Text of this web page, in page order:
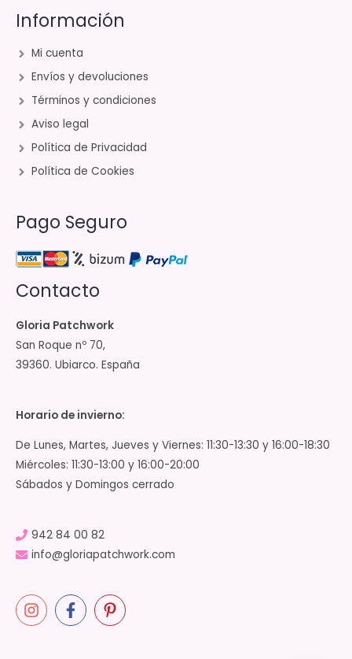
Información
Mi cuenta
Envíos y devoluciones
Términos y condiciones
Aviso legal
Política de Privacidad
Política de Cookies
Pago Seguro
Contacto
Gloria Patchwork
San Roque nº 70,
39360. Ubiarco. España
Horario de invierno:
De Lunes, Martes, Jueves y Viernes: 11:30-13:30 y 16:00-18:30
Miércoles: 11:30-13:00 y 16:00-20:00
Sábados y Domingos cerrado
942 84 00 82
info@gloriapatchwork.com